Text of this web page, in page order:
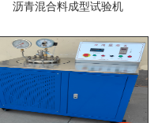
沥青混合料成型试验机